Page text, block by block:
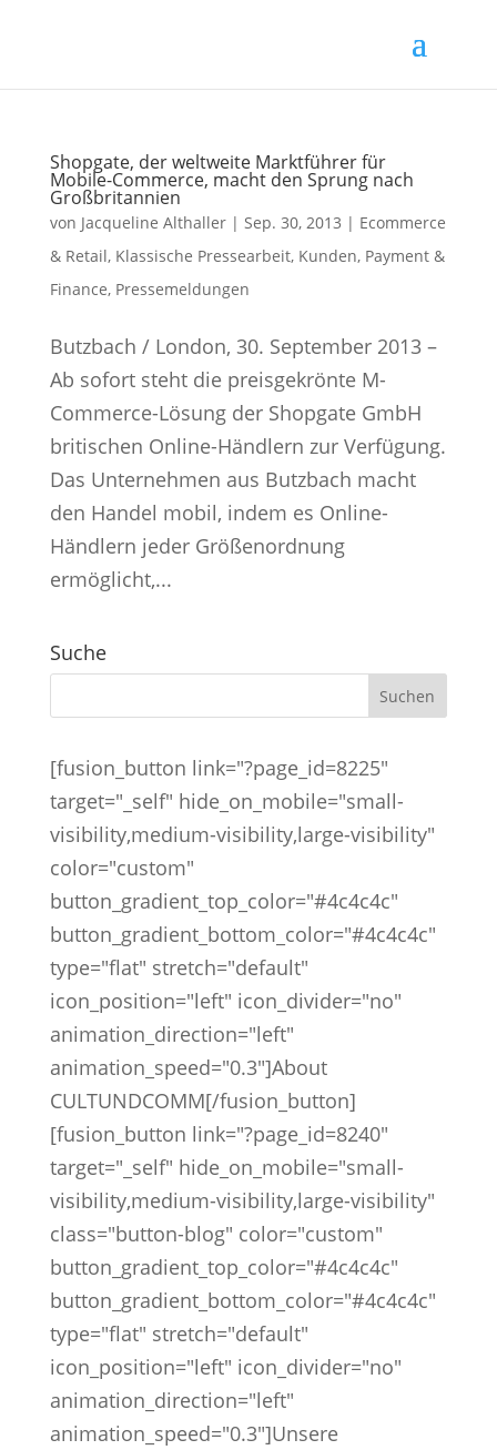
Shopgate, der weltweite Marktführer für
Mobile-Commerce, macht den Sprung nach
Großbritannien
von Jacqueline Althaller| Sep. 30, 2013 | Ecommerce
& Retail, Klassische Pressearbeit, Kunden, Payment &
Finance, Pressemeldungen
Butzbach / London, 30. September 2013 –
Ab sofort steht die preisgekrönte M-
Commerce-Lösung der Shopgate GmbH
britischen Online-Händlern zur Verfügung.
Das Unternehmen aus Butzbach macht
den Handel mobil, indem es Online-
Händlern jeder Größenordnung
ermöglicht,...
Suche
[fusion_button link="?page_id=8225"
target="_self" hide_on_mobile="small-
visibility,medium-visibility,large-visibility"
color="custom"
button_gradient_top_color="#4c4c4c"
button_gradient_bottom_color="#4c4c4c"
type="flat" stretch="default"
icon_position="left" icon_divider="no"
animation_direction="left"
animation_speed="0.3"]About
CULTUNDCOMM[/fusion_button]
[fusion_button link="?page_id=8240"
target="_self" hide_on_mobile="small-
visibility,medium-visibility,large-visibility"
class="button-blog" color="custom"
button_gradient_top_color="#4c4c4c"
button_gradient_bottom_color="#4c4c4c"
type="flat" stretch="default"
icon_position="left" icon_divider="no"
animation_direction="left"
animation_speed="0.3"]Unsere